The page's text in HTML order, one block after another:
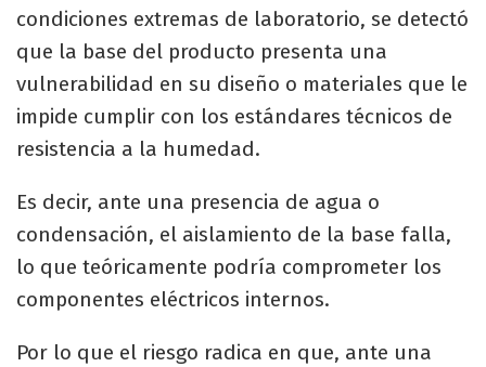
condiciones extremas de laboratorio, se detectó
que la base del producto presenta una
vulnerabilidad en su diseño o materiales que le
impide cumplir con los estándares técnicos de
resistencia a la humedad.
Es decir, ante una presencia de agua o
condensación, el aislamiento de la base falla,
lo que teóricamente podría comprometer los
componentes eléctricos internos.
Por lo que el riesgo radica en que, ante una